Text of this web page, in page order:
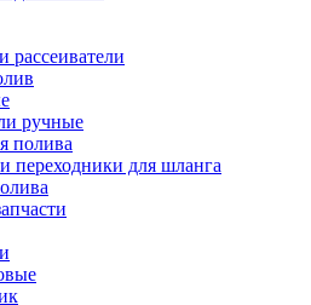
рассеиватели
ручные
полива
переходники для шланга